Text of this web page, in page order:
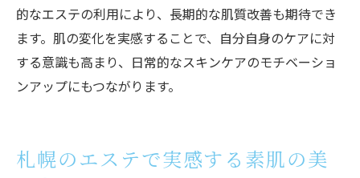
的なエステの利用により、長期的な肌質改善も期待でき
ます。肌の変化を実感することで、自分自身のケアに対
する意識も高まり、日常的なスキンケアのモチベーショ
ンアップにもつながります。
札幌のエステで実感する素肌の美